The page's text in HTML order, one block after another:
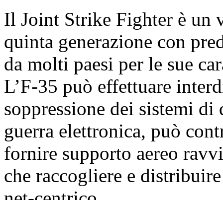
Il Joint Strike Fighter è
quinta generazione con
da molti paesi per le sue
L’F-35 può effettuare
soppressione dei sistemi
guerra elettronica, può
fornire supporto aereo
che raccogliere e